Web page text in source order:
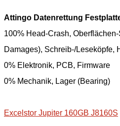
Attingo Datenrettung
100% Head-Crash,
Damages), Schreib-/Leseköpfe,
0% Elektronik, PCB, Firmware
0% Mechanik, Lager (Bearing)
Excelstor Jupiter 160GB J8160S